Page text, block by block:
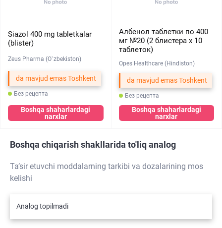
Siazol 400 mg tabletkalar
(blister)
Zeus Pharma (O`zbekiston)
da mavjud emas Toshkent
Без рецепта
Boshqa shaharlardagi
narxlar
Албенол таблетки по 400
мг №20 (2 блистера х 10
таблеток)
Opes Healthcare (Hindiston)
da mavjud emas Toshkent
Без рецепта
Boshqa shaharlardagi
narxlar
Boshqa chiqarish shakllarida to'liq analog
Ta’sir etuvchi moddalarning tarkibi va dozalarining mos
kelishi
Analog topilmadi